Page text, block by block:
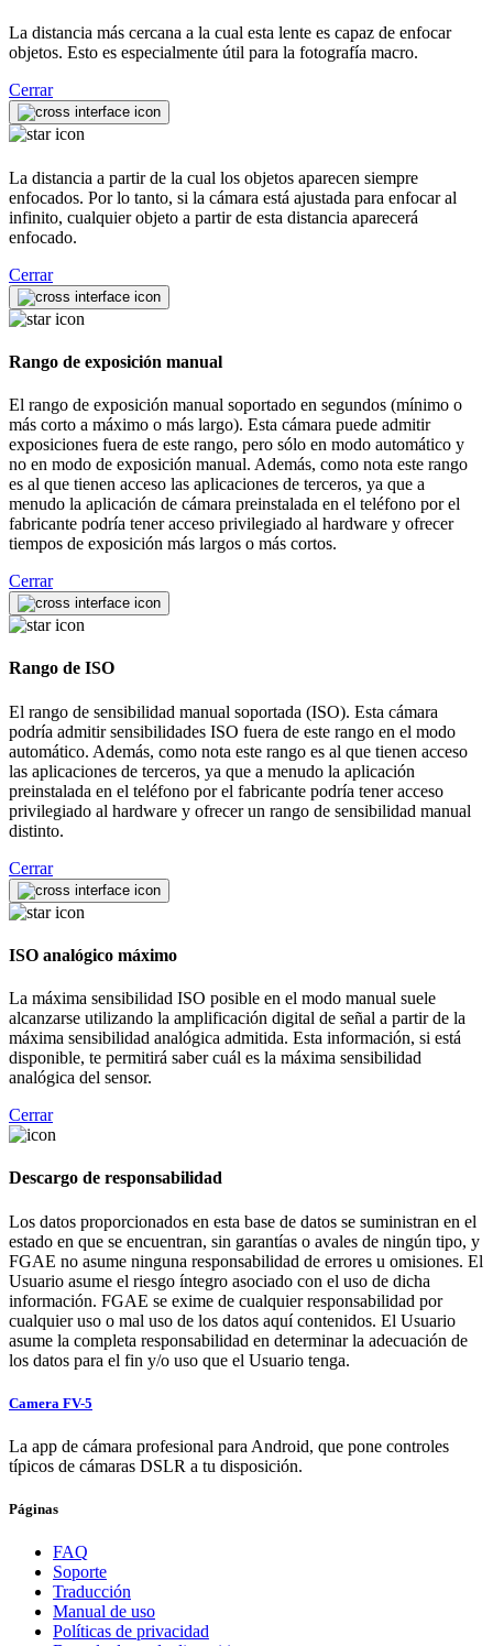
La distancia más cercana a la cual esta lente es capaz de enfocar
objetos. Esto es especialmente útil para la fotografía macro.
Cerrar
La distancia a partir de la cual los objetos aparecen siempre
enfocados. Por lo tanto, si la cámara está ajustada para enfocar al
infinito, cualquier objeto a partir de esta distancia aparecerá
enfocado.
Cerrar
Rango de exposición manual
El rango de exposición manual soportado en segundos (mínimo o
más corto a máximo o más largo). Esta cámara puede admitir
exposiciones fuera de este rango, pero sólo en modo automático y
no en modo de exposición manual. Además, como nota este rango
es al que tienen acceso las aplicaciones de terceros, ya que a
menudo la aplicación de cámara preinstalada en el teléfono por el
fabricante podría tener acceso privilegiado al hardware y ofrecer
tiempos de exposición más largos o más cortos.
Cerrar
Rango de ISO
El rango de sensibilidad manual soportada (ISO). Esta cámara
podría admitir sensibilidades ISO fuera de este rango en el modo
automático. Además, como nota este rango es al que tienen acceso
las aplicaciones de terceros, ya que a menudo la aplicación
preinstalada en el teléfono por el fabricante podría tener acceso
privilegiado al hardware y ofrecer un rango de sensibilidad manual
distinto.
Cerrar
ISO analógico máximo
La máxima sensibilidad ISO posible en el modo manual suele
alcanzarse utilizando la amplificación digital de señal a partir de la
máxima sensibilidad analógica admitida. Esta información, si está
disponible, te permitirá saber cuál es la máxima sensibilidad
analógica del sensor.
Cerrar
Descargo de responsabilidad
Los datos proporcionados en esta base de datos se suministran en el
estado en que se encuentran, sin garantías o avales de ningún tipo, y
FGAE no asume ninguna responsabilidad de errores u omisiones. El
Usuario asume el riesgo íntegro asociado con el uso de dicha
información. FGAE se exime de cualquier responsabilidad por
cualquier uso o mal uso de los datos aquí contenidos. El Usuario
asume la completa responsabilidad en determinar la adecuación de
los datos para el fin y/o uso que el Usuario tenga.
Camera FV-5
La app de cámara profesional para Android, que pone controles
típicos de cámaras DSLR a tu disposición.
Páginas
FAQ
Soporte
Traducción
Manual de uso
Políticas de privacidad